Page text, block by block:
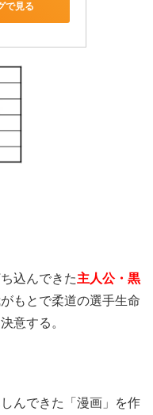
で見る
込んできた主人公・黒
もとで柔道の選手生命
意する。
んできた「漫画」を作